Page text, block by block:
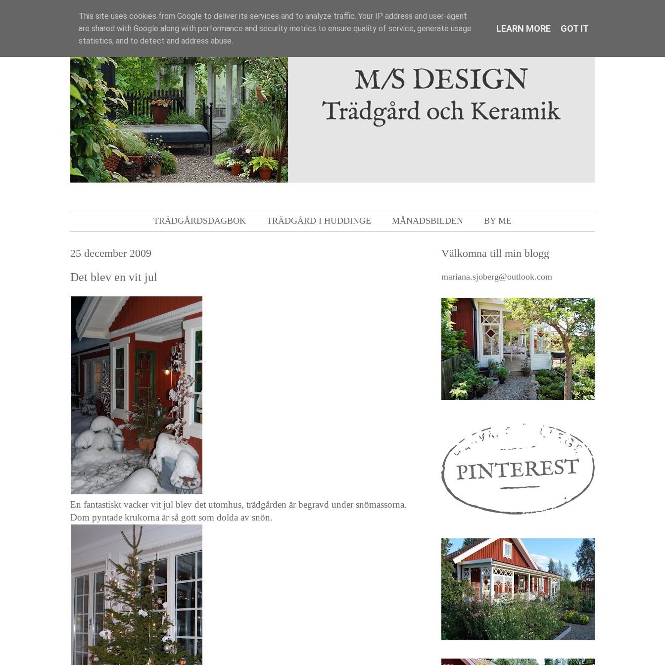
TRÄDGÅRDSDAGBOK TRÄDGÅRD I HUDDINGE MÅNADSBILDEN BY ME
25 december 2009
Det blev en vit jul
En fantastiskt vacker vit jul blev det utomhus, trädgården är begravd under snömassorna.
Dom pyntade krukorna är så gott som dolda av snön.
Välkomna till min blogg
mariana.sjoberg@outlook.com
This site uses cookies from Google to deliver its services and to analyze traffic. Your IP address and user-agent
are shared with Google along with performance and security metrics to ensure quality of service, generate usage
statistics, and to detect and address abuse.
LEARN MORE GOT IT